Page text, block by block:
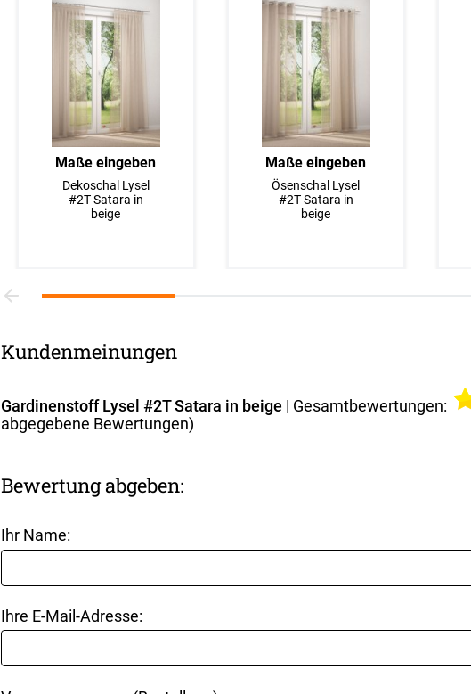
Maße eingeben
Dekoschal Lysel
#2T Satara in
beige
Maße eingeben
Ösenschal Lysel
#2T Satara in
beige
Kundenmeinungen
Gardinenstoff Lysel #2T Satara in beige | Gesamtbewertungen:
abgegebene Bewertungen)
Bewertung abgeben:
Ihr Name:
Ihre E-Mail-Adresse: